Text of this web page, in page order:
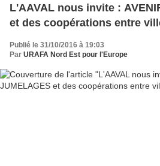
L'AAVAL nous invite :
et des coopérations entre
Publié le 31/10/2016 à 19:03
Par URAFA Nord Est pour l'Europe